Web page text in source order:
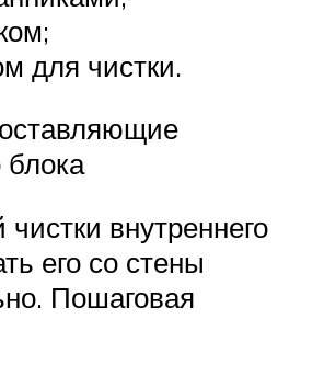
для чистки.
блока
внутреннего
его со стены
Пошаговая